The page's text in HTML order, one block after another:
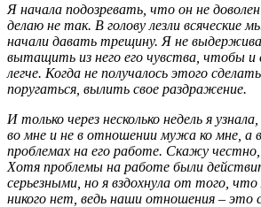
Я начала подозревать, что он не
делаю не так. В голову лезли всяческие
начали давать трещину. Я не
вытащить из него его чувства, чтобы и
легче. Когда не получалось этого
поругаться, вылить свое раздражение.
И только через несколько недель я
во мне и не в отношении мужа ко мне, а в
проблемах на его работе. Скажу честно,
Хотя проблемы на работе были
серьезными, но я вздохнула от того,
никого нет, ведь наши отношения – это